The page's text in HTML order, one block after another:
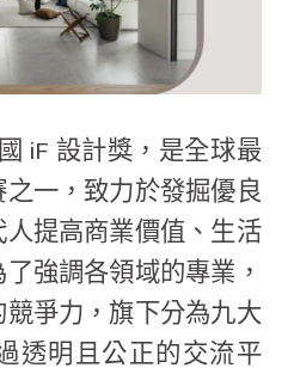
iF 設計獎，是全球最
一，致力於發掘優良
提高商業價值、生活
強調各領域的專業，
爭力，旗下分為九大
透明且公正的交流平